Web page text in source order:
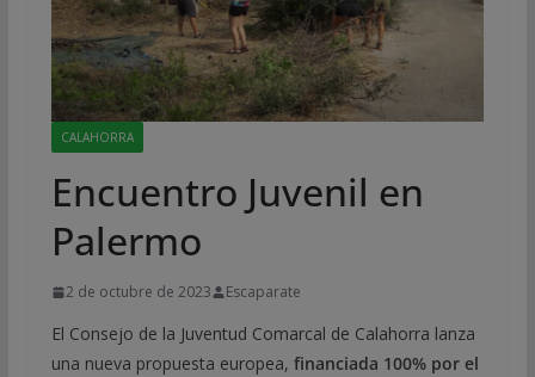
CALAHORRA
Encuentro Juvenil en
Palermo
2 de octubre de 2023 Escaparate
El Consejo de la Juventud Comarcal de Calahorra lanza
una nueva propuesta europea, financiada 100% por el